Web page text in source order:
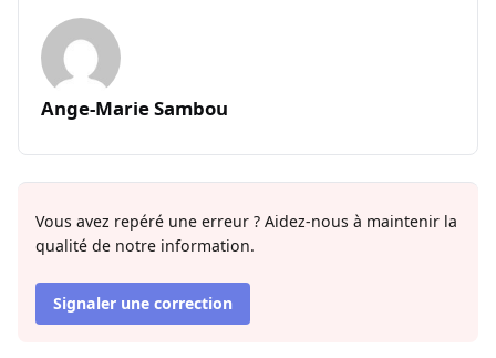
Ange-Marie Sambou
Vous avez repéré une erreur ? Aidez-nous à maintenir la
qualité de notre information.
Signaler une correction